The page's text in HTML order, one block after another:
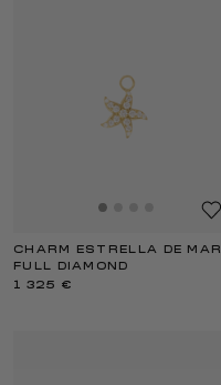
CHARM ESTRELLA DE MAR
FULL DIAMOND
1 325 €